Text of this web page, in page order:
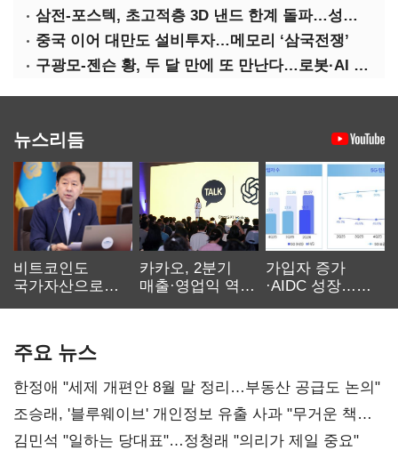
삼전-포스텍, 초고적층 3D 낸드 한계 돌파…성능·전력효율 개선
중국 이어 대만도 설비투자…메모리 ‘삼국전쟁’
구광모-젠슨 황, 두 달 만에 또 만난다…로봇·AI 등 논의
뉴스리듬
비트코인도
국가자산으로…'
카카오, 2분기
매출·영업익 역대
가입자 증가
·AIDC 성장…
주요 뉴스
한정애 "세제 개편안 8월 말 정리…부동산 공급도 논의"
조승래, '블루웨이브' 개인정보 유출 사과 "무거운 책임
통감"
김민석 "일하는 당대표"…정청래 "의리가 제일 중요"